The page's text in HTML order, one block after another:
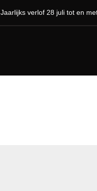
Jaarlijks verlof 28 juli tot en